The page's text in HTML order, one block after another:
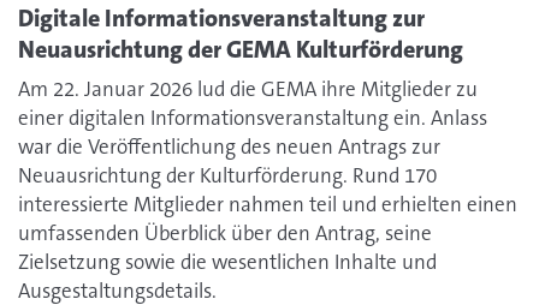
Digitale Informationsveranstaltung zur
Neuausrichtung der GEMA Kulturförderung
Am 22. Januar 2026 lud die GEMA ihre Mitglieder zu
einer digitalen Informationsveranstaltung ein. Anlass
war die Veröffentlichung des neuen Antrags zur
Neuausrichtung der Kulturförderung. Rund 170
interessierte Mitglieder nahmen teil und erhielten einen
umfassenden Überblick über den Antrag, seine
Zielsetzung sowie die wesentlichen Inhalte und
Ausgestaltungsdetails.